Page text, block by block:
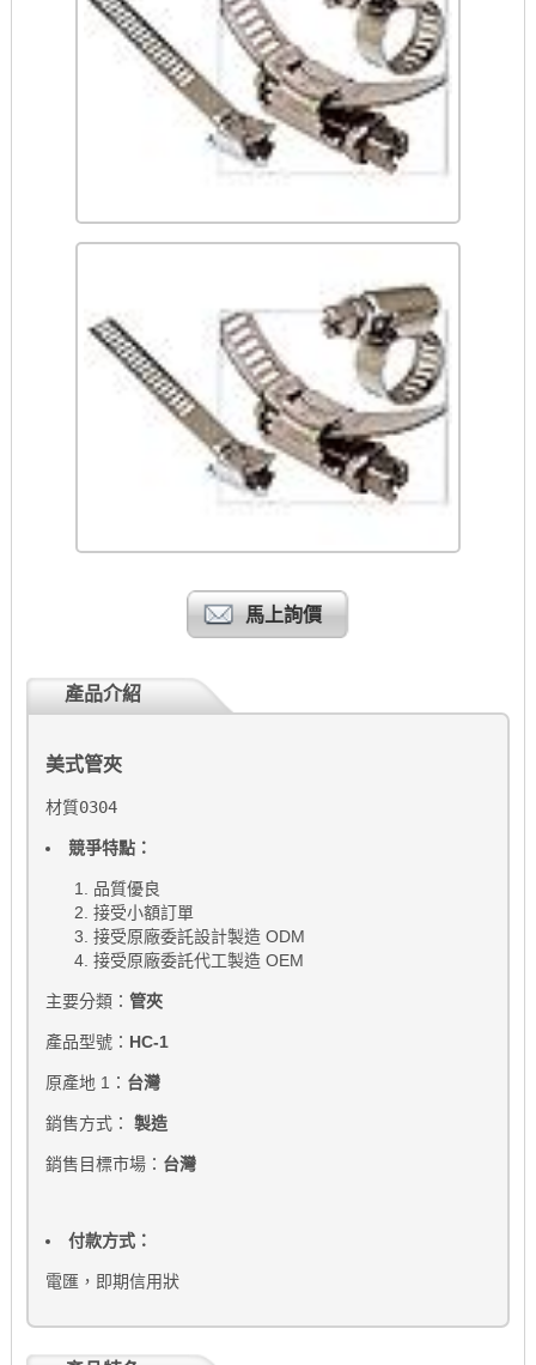
馬上詢價
產品介紹
美式管夾
材質0304
競爭特點：
品質優良
接受小額訂單
接受原廠委託設計製造 ODM
接受原廠委託代工製造 OEM
主要分類： 管夾
產品型號： HC-1
原產地 1： 台灣
銷售方式： 製造
銷售目標市場： 台灣
付款方式：
電匯，即期信用狀